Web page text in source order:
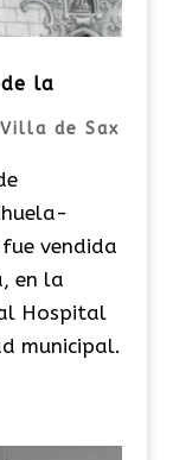
la
Villa de Sax
vendida
en la
Hospital
municipal.